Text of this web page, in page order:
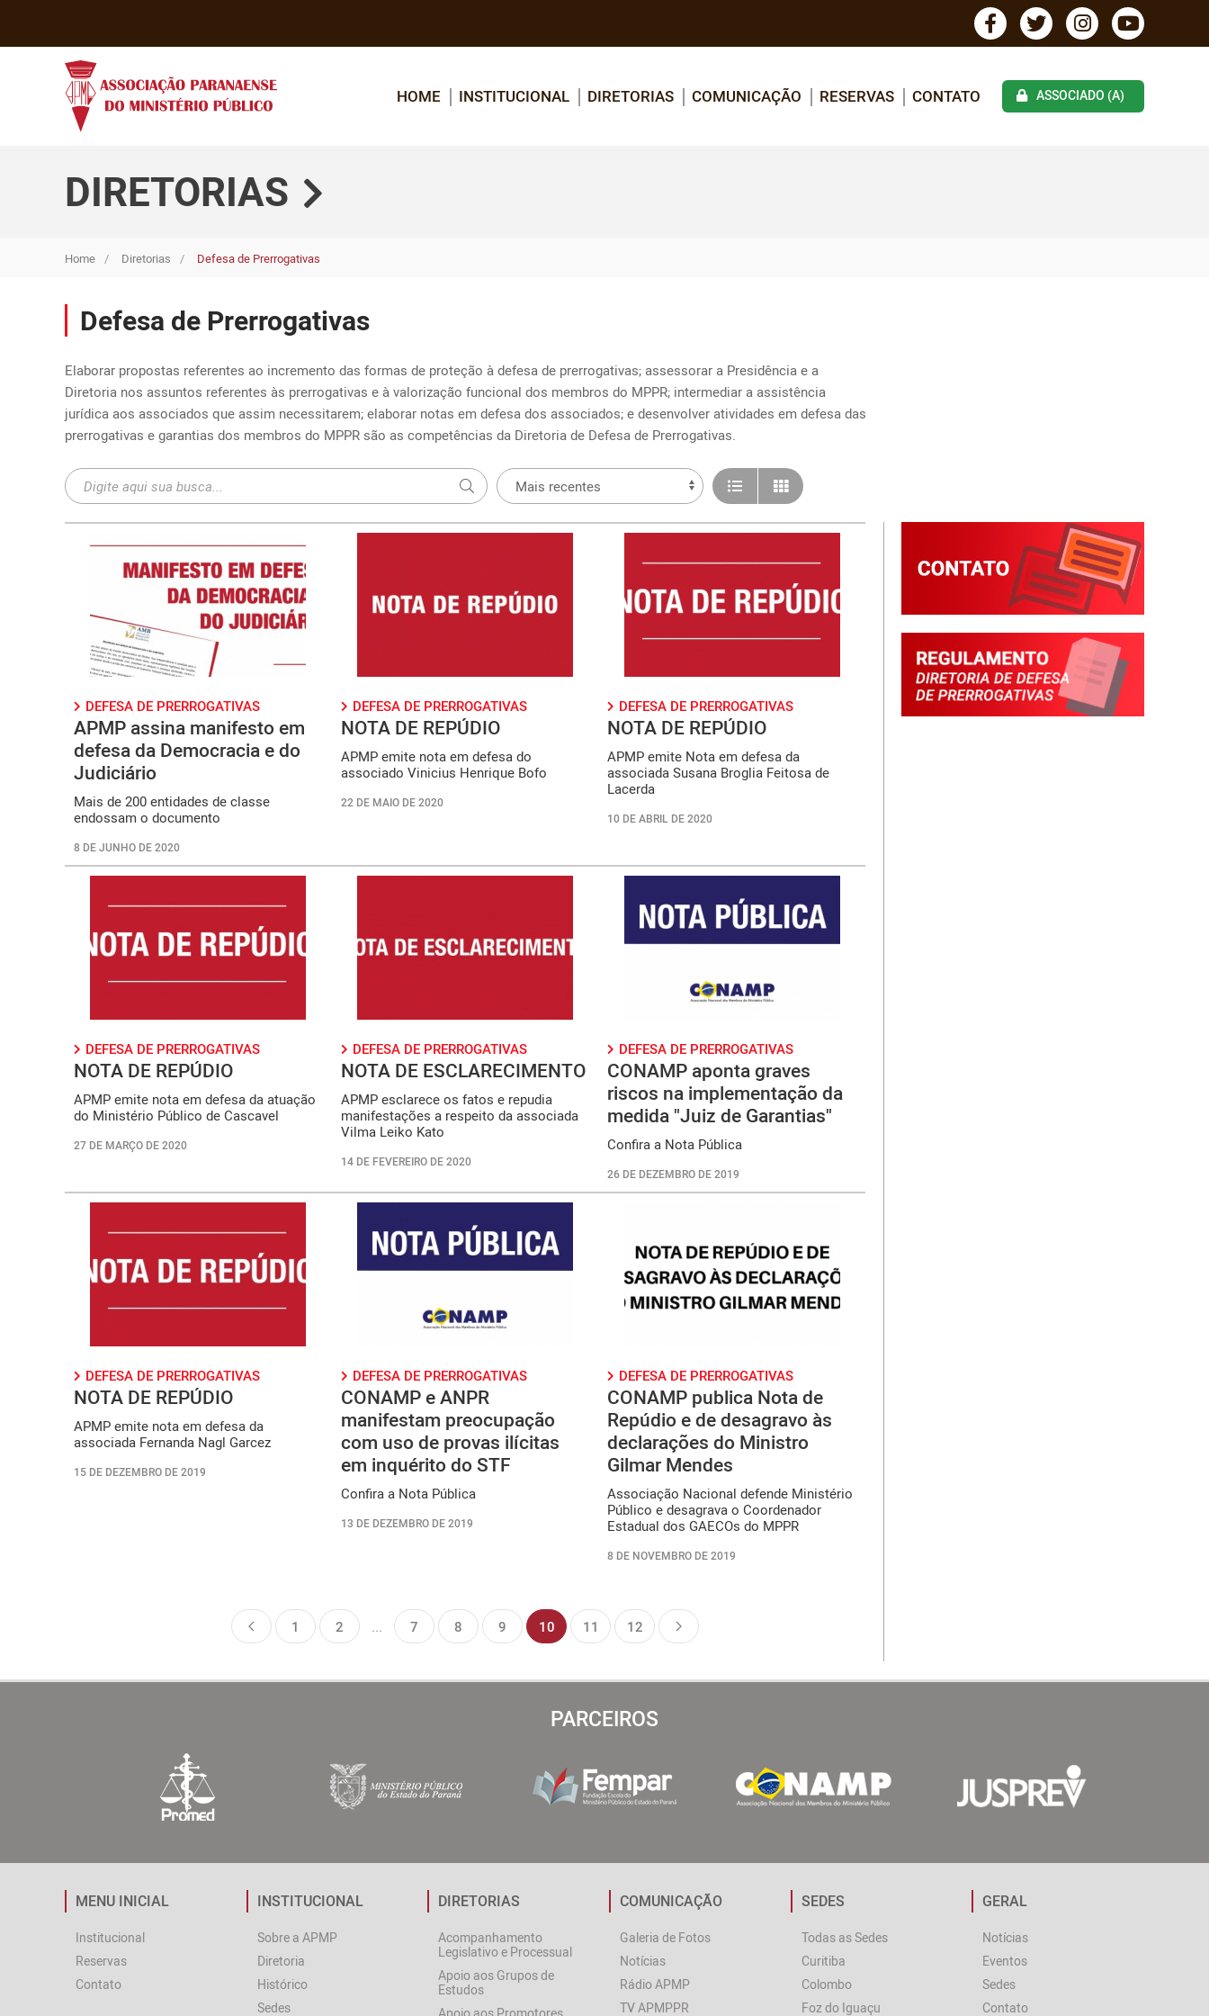
HOME INSTITUCIONAL DIRETORIAS COMUNICAÇÃO RESERVAS CONTATO ASSOCIADO (A)
DIRETORIAS
Home Diretorias Defesa de Prerrogativas
Defesa de Prerrogativas
Elaborar propostas referentes ao incremento das formas de proteção à defesa de prerrogativas; assessorar a Presidência e a
Diretoria nos assuntos referentes às prerrogativas e à valorização funcional dos membros do MPPR; intermediar a assistência
jurídica aos associados que assim necessitarem; elaborar notas em defesa dos associados; e desenvolver atividades em defesa das
prerrogativas e garantias dos membros do MPPR são as competências da Diretoria de Defesa de Prerrogativas.
DEFESA DE PRERROGATIVAS
APMP assina manifesto em
defesa da Democracia e do
Judiciário
Mais de 200 entidades de classe
endossam o documento
8 DE JUNHO DE 2020
DEFESA DE PRERROGATIVAS
NOTA DE REPÚDIO
APMP emite nota em defesa do
associado Vinicius Henrique Bofo
22 DE MAIO DE 2020
DEFESA DE PRERROGATIVAS
NOTA DE REPÚDIO
APMP emite Nota em defesa da
associada Susana Broglia Feitosa de
Lacerda
10 DE ABRIL DE 2020
DEFESA DE PRERROGATIVAS
NOTA DE REPÚDIO
APMP emite nota em defesa da atuação
do Ministério Público de Cascavel
27 DE MARÇO DE 2020
DEFESA DE PRERROGATIVAS
NOTA DE ESCLARECIMENTO
APMP esclarece os fatos e repudia
manifestações a respeito da associada
Vilma Leiko Kato
14 DE FEVEREIRO DE 2020
DEFESA DE PRERROGATIVAS
CONAMP aponta graves
riscos na implementação da
medida "Juiz de Garantias"
Confira a Nota Pública
26 DE DEZEMBRO DE 2019
DEFESA DE PRERROGATIVAS
NOTA DE REPÚDIO
APMP emite nota em defesa da
associada Fernanda Nagl Garcez
15 DE DEZEMBRO DE 2019
DEFESA DE PRERROGATIVAS
CONAMP e ANPR
manifestam preocupação
com uso de provas ilícitas
em inquérito do STF
Confira a Nota Pública
13 DE DEZEMBRO DE 2019
DEFESA DE PRERROGATIVAS
CONAMP publica Nota de
Repúdio e de desagravo às
declarações do Ministro
Gilmar Mendes
Associação Nacional defende Ministério
Público e desagrava o Coordenador
Estadual dos GAECOs do MPPR
8 DE NOVEMBRO DE 2019
1 2 ... 7 8 9 10 11 12
PARCEIROS
MENU INICIAL
Institucional
Reservas
Contato
INSTITUCIONAL
Sobre a APMP
Diretoria
Histórico
Sedes
DIRETORIAS
Acompanhamento
Legislativo e Processual
Apoio aos Grupos de
Estudos
COMUNICAÇÃO
Galeria de Fotos
Notícias
Rádio APMP
TV APMPPR
SEDES
Todas as Sedes
Curitiba
Colombo
Foz do Iguaçu
GERAL
Notícias
Eventos
Sedes
Contato